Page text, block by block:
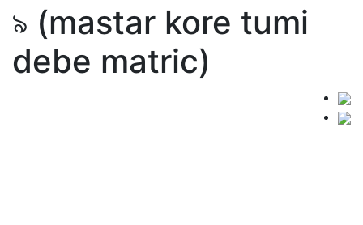
৯ (mastar kore tumi
debe matric)